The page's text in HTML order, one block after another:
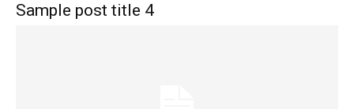
Sample post title 4